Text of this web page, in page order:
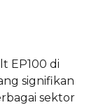
EP100 di
signifikan
sektor